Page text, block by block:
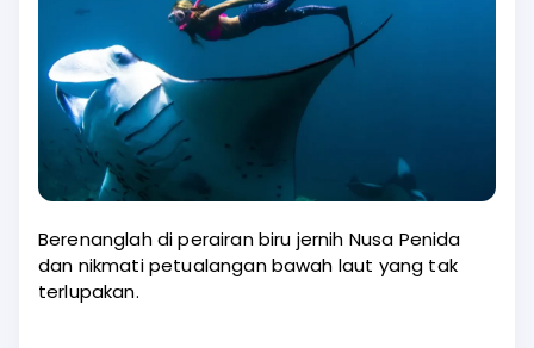
Berenanglah di perairan biru jernih Nusa Penida
dan nikmati petualangan bawah laut yang tak
terlupakan.